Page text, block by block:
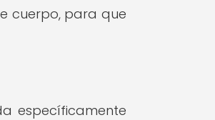
cuerpo, para que
específicamente